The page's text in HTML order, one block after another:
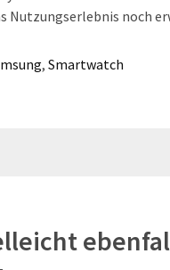
Nutzungserlebnis noch
, Smartwatch